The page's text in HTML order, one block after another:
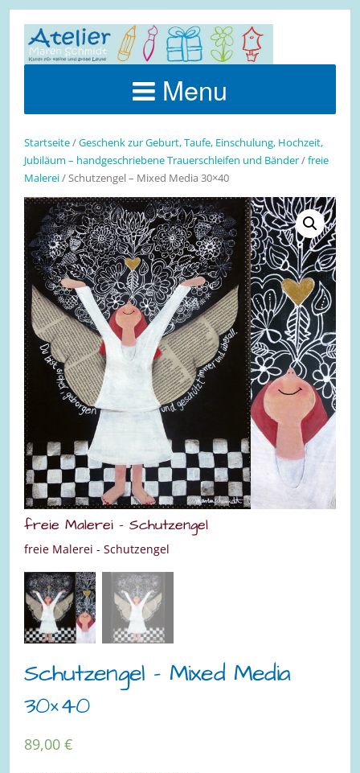
Menu
Startseite/Geschenk zur Geburt, Taufe, Einschulung, Hochzeit,
Jubiläum – handgeschriebene Trauerschleifen und Bänder/freie
Malerei/ Schutzengel – Mixed Media 30×40
freie Malerei - Schutzengel
freie Malerei - Schutzengel
Schutzengel – Mixed Media
30×40
89,00 €